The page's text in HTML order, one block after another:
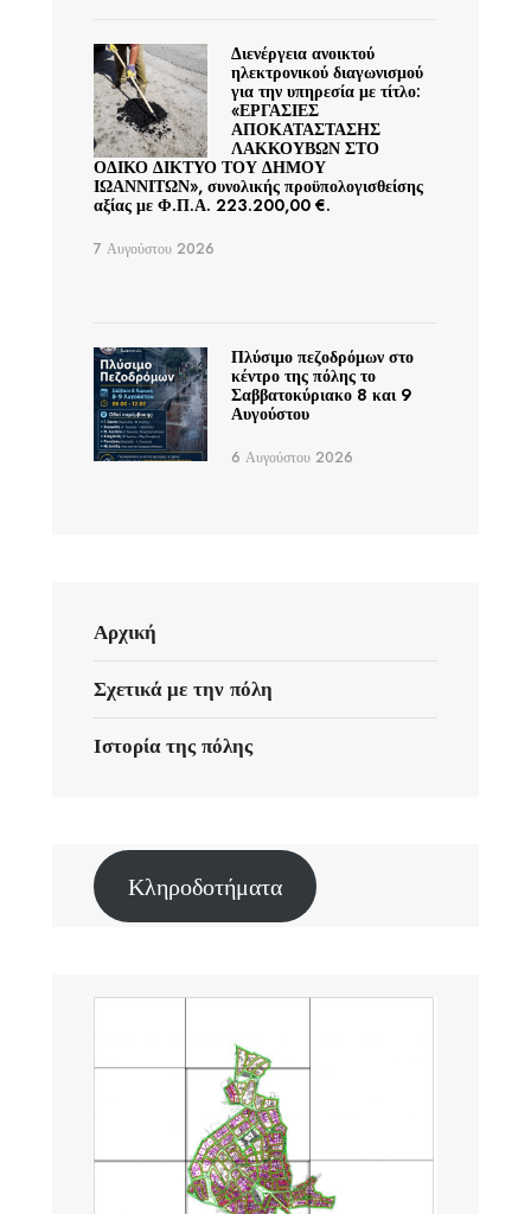
Διενέργεια ανοικτού
ηλεκτρονικού διαγωνισμού
για την υπηρεσία με τίτλο:
«ΕΡΓΑΣΙΕΣ
ΑΠΟΚΑΤΑΣΤΑΣΗΣ
ΛΑΚΚΟΥΒΩΝ ΣΤΟ
ΟΔΙΚΟ ΔΙΚΤΥΟ ΤΟΥ ΔΗΜΟΥ
ΙΩΑΝΝΙΤΩΝ», συνολικής προϋπολογισθείσης
αξίας με Φ.Π.Α. 223.200,00 €.
7 Αυγούστου 2026
Πλύσιμο πεζοδρόμων στο
κέντρο της πόλης το
Σαββατοκύριακο 8 και 9
Αυγούστου
6 Αυγούστου 2026
Αρχική
Σχετικά με την πόλη
Ιστορία της πόλης
Κληροδοτήματα